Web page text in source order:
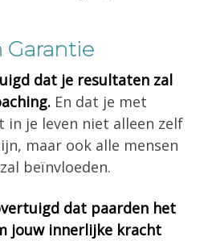
Garantie
dat je resultaten zal
En dat je met
in je leven niet alleen zelf
maar ook alle mensen
beïnvloeden.
dat paarden het
jouw innerlijke kracht